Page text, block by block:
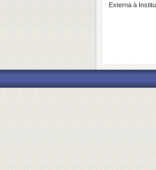
Externa à